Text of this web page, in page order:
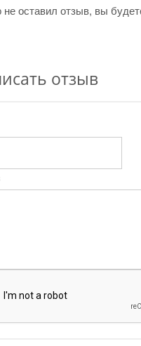
не оставил отзыв, вы
отзыв